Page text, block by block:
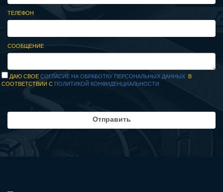
ТЕЛЕФОН
СООБЩЕНИЕ
ДАЮ СВОЕСОГЛАСИЕ НА ОБРАБОТКУ ПЕРСОНАЛЬНЫХ ДАННЫХ В
СООТВЕТСТВИИ С ПОЛИТИКОЙ КОНФИДЕНЦИАЛЬНОСТИ